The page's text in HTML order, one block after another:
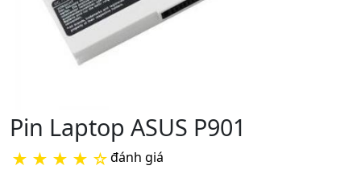
Pin Laptop ASUS P901
★ ★ ★ ★ ☆đánh giá